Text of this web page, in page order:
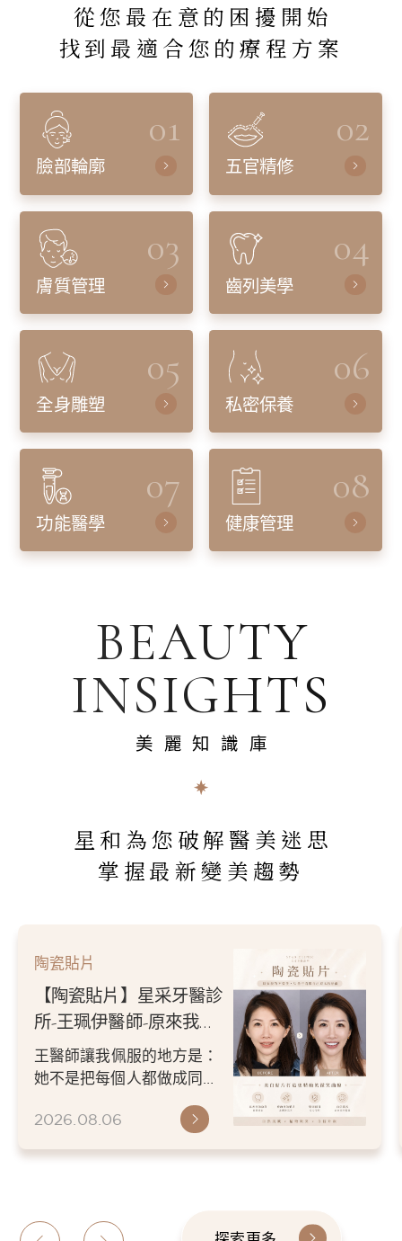
從您最在意的困擾開始
找到最適合您的療程方案
01
臉部輪廓
02
五官精修
03
膚質管理
04
齒列美學
05
全身雕塑
06
私密保養
07
功能醫學
08
健康管理
BEAUTY
INSIGHTS
美麗知識庫
星和為您破解醫美迷思
掌握最新變美趨勢
【陶瓷貼片】星采牙醫診
所-王珮伊醫師-從門牙縫
到自信笑容：美白貼片打
造更精緻的微笑曲線
王珮伊醫師在規劃貼片時，
除了考量牙齒本身條件，也
會從臉型比例、唇型弧度、
微笑方式等細節出發，協助
2026.06.26